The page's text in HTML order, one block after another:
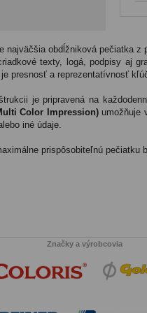
najväčšia obdĺžniková pečiatka z
texty, logá, podpisy aj
presnosť a reprezentatívnosť
je pripravená na
Color Impression)umožňuje
iné údaje.
prispôsobiteľnú pečiatku
Značky a výrobcovia